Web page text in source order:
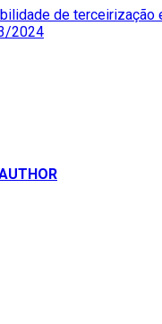
de terceirização
2024